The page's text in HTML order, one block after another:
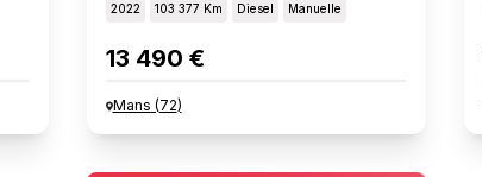
2022 103 377 Km Diesel Manuelle
13 490 €
Mans (72)